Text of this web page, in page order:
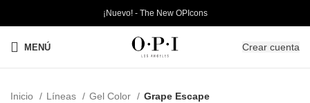
¡Nuevo! - The New OPIcons
MENÚ Crear cuenta
Inicio Líneas Gel Color Grape Escape